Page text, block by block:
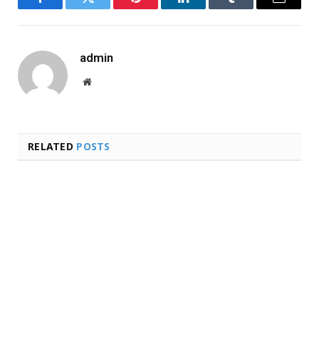
FacebookTwitter Pinterest LinkedInTumblr Email
admin
Website
RELATED POSTS